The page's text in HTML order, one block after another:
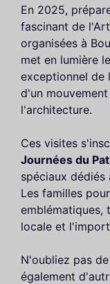
En 2025,
fascinant de
organisées à
met en lumière
exceptionnel de
d'un
l'architecture.
Ces visites
Journées du
spéciaux dédiés
Les familles
emblématiques,
locale et
N'oubliez pas
également